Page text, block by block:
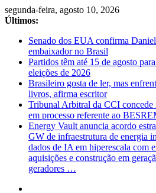
Pular
para
conteúdo
segunda-feira, agosto 10, 2026
Últimos:
Senado dos EUA confirma
embaixador no Brasil
Partidos têm até 15 de agosto
eleições de 2026
Brasileiro gosta de ler, mas
livros, afirma escritor
Tribunal Arbitral da CCI concede
em processo referente ao
Energy Vault anuncia acordo
GW de infraestrutura de energia
dados de IA em hiperescala com
aquisições e construção em
geradores …